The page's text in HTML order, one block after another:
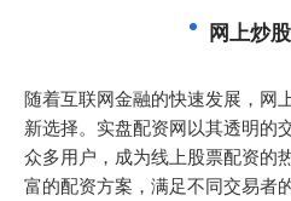
网上炒
随着互联网金融的快速发展，网
新选择。实盘配资网以其透明的
众多用户，成为线上股票配资的
富的配资方案，满足不同交易者的